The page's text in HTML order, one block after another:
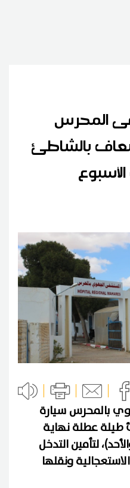
المحرس
بالشاطئ
بالمحرس سيارة
عطلة نهاية
لتأمين التدخل
ونقلها